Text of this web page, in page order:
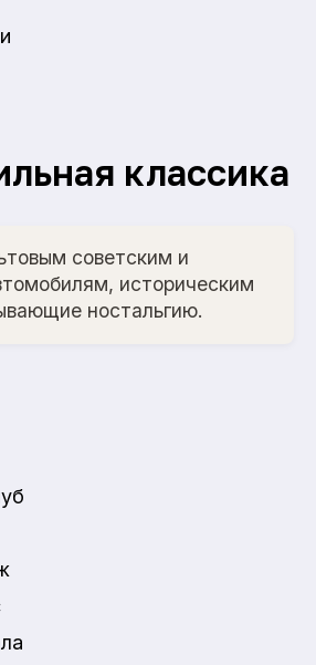
классика
советским и
историческим
ностальгию.